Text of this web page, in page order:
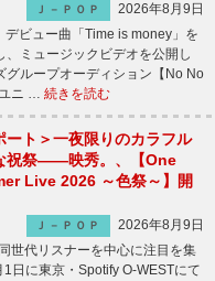
Ｊ－ＰＯＰ
2026年8月9日
ビュー曲「Time is money」を
、ミュージックビデオを公開し
ループオーディション【No No
ニ … 続きを読む
ート＞一夜限りのカラフル
祝祭――映秀。、【One
Live 2026 ～色祭～】開
Ｊ－ＰＯＰ
2026年8月9日
世代リスナーを中心に注目を集
日に東京・Spotify O-WESTにて